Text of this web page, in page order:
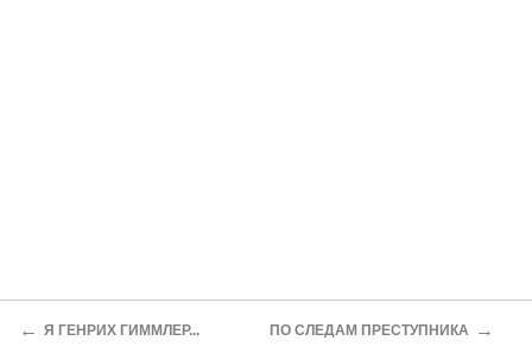
← Я ГЕНРИХ ГИММЛЕР... ПО СЛЕДАМ ПРЕСТУПНИКА →